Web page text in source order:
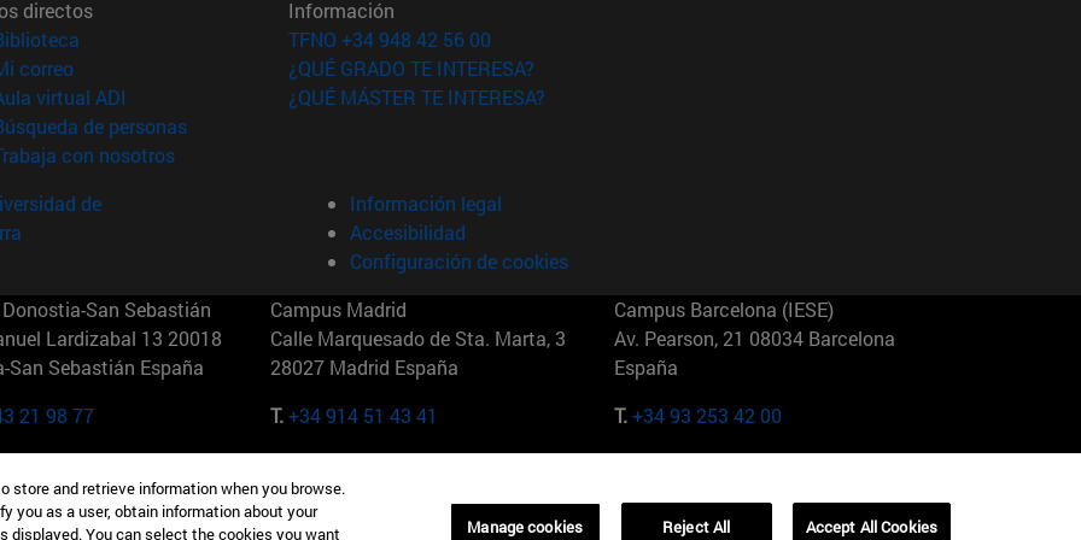
directos
(abre en nueva ventana)
correo(abre en nueva ventana)
virtual ADI (abre en nueva ventana)
de personas(abre en nueva ventana)
con nosotros(abre en nueva ventana)
Información
TFNO +34 948 42 56 00
¿QUÉ GRADO TE INTERESA?
¿QUÉ MÁSTER TE INTERESA?
de
Información legal
Accesibilidad
Configuración de cookies
San Sebastián
Lardizabal 13 20018
San Sebastián España
21 98 77
Campus Madrid
Calle Marquesado de Sta. Marta, 3
28027 Madrid España
T.+34 914 51 43 41
Campus Barcelona (IESE)
Av. Pearson, 21 08034 Barcelona
España
T.+34 93 253 42 00
St 10019-2201 Nueva York Maria-Theresia-Straße 15 81675
Múnich Alemania
01321001 Bela Vista Brasil
store and retrieve information when you browse.
you as a user, obtain information about your
displayed. You can select the cookies you want
Manage cookies Reject All Accept All Cookies